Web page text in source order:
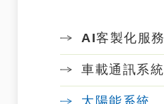
AI客製化服務
車載通訊系統
太陽能系統